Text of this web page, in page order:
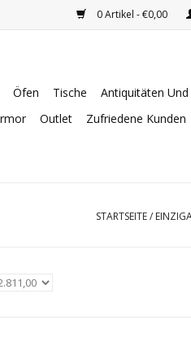
0 Artikel - €0,00
Öfen Tische
Antiquitäten
Outlet Zufriedene Kunden
STARTSEITE/